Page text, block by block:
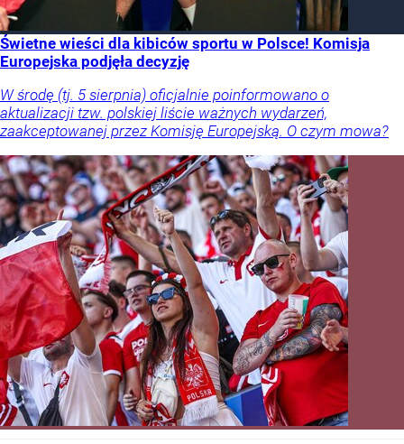
Świetne wieści dla kibiców sportu w Polsce! Komisja
Europejska podjęła decyzję
W środę (tj. 5 sierpnia) oficjalnie poinformowano o
aktualizacji tzw. polskiej liście ważnych wydarzeń,
zaakceptowanej przez Komisję Europejską. O czym mowa?